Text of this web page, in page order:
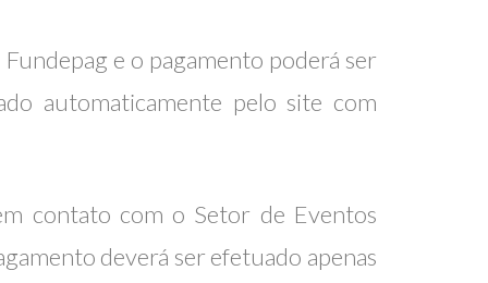
e o pagamento poderá ser
automaticamente pelo site com
contato com o Setor de Eventos
deverá ser efetuado apenas